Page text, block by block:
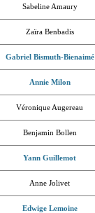
Sabeline Amaury
Zaïra Benbadis
Gabriel Bismuth-Bienaimé
Annie Milon
Véronique Augereau
Benjamin Bollen
Yann Guillemot
Anne Jolivet
Edwige Lemoine